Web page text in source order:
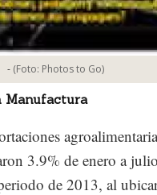
- (Foto: Photos to Go)
Manufactura
3.9% de enero a
de 2013, al